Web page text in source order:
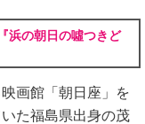
浜の朝日の噓つきど
画館「朝日座」を
た福島県出身の茂